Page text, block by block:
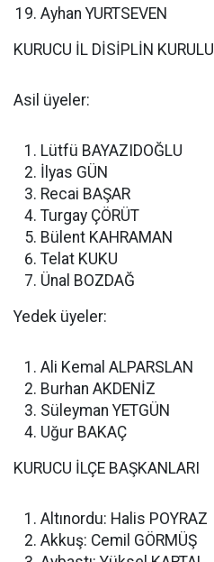
Ayhan YURTSEVEN
KURUCU İL DİSİPLİN KURULU
Asil üyeler:
Lütfü BAYAZIDOĞLU
İlyas GÜN
Recai BAŞAR
Turgay ÇÖRÜT
Bülent KAHRAMAN
Telat KUKU
Ünal BOZDAĞ
Yedek üyeler:
Ali Kemal ALPARSLAN
Burhan AKDENİZ
Süleyman YETGÜN
Uğur BAKAÇ
KURUCU İLÇE BAŞKANLARI
Altınordu: Halis POYRAZ
Akkuş: Cemil GÖRMÜŞ